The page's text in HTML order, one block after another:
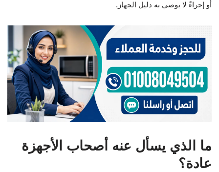
أو إجراءً لا يوصي به دليل الجهاز.
ما الذي يسأل عنه أصحاب الأجهزة
عادة؟